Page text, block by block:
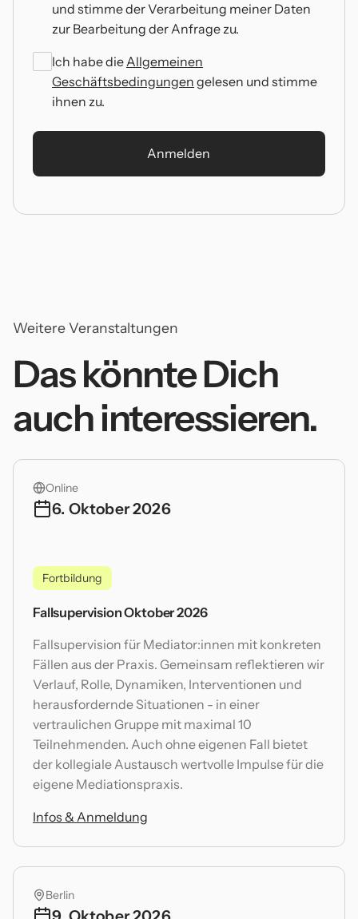
und stimme der Verarbeitung meiner Daten
zur Bearbeitung der Anfrage zu.
Ich habe dieAllgemeinen
Geschäftsbedingungen gelesen und stimme
ihnen zu.
Weitere Veranstaltungen
Das könnte Dich
auch interessieren.
Online
6. Oktober 2026
Fortbildung
Fallsupervision Oktober 2026
Fallsupervision für Mediator:innen mit konkreten
Fällen aus der Praxis. Gemeinsam reflektieren wir
Verlauf, Rolle, Dynamiken, Interventionen und
herausfordernde Situationen - in einer
vertraulichen Gruppe mit maximal 10
Teilnehmenden. Auch ohne eigenen Fall bietet
der kollegiale Austausch wertvolle Impulse für die
eigene Mediationspraxis.
Infos & Anmeldung
Berlin